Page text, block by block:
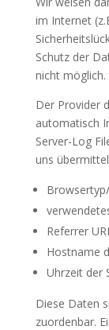
im Internet
Schutz der
nicht möglich.
Der Provider
automatisch
Server-Log
uns
Referrer
Hostname
Uhrzeit der
Diese Daten
zuordenbar.